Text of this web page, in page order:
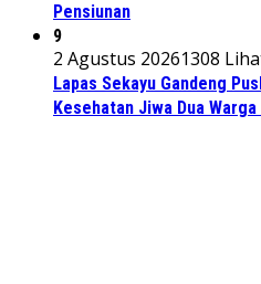
Pensiunan
9
2 Agustus 20261308
Lapas Sekayu Gandeng
Kesehatan Jiwa Dua Warga